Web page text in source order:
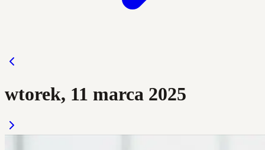
wtorek, 11 marca 2025